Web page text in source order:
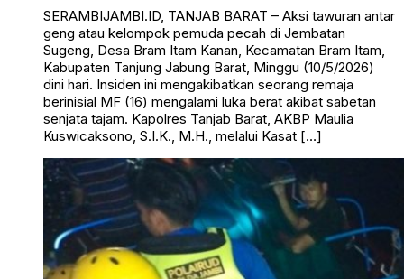
SERAMBIJAMBI.ID, TANJAB BARAT – Aksi tawuran antar
geng atau kelompok pemuda pecah di Jembatan
Sugeng, Desa Bram Itam Kanan, Kecamatan Bram Itam,
Kabupaten Tanjung Jabung Barat, Minggu (10/5/2026)
dini hari. Insiden ini mengakibatkan seorang remaja
berinisial MF (16) mengalami luka berat akibat sabetan
senjata tajam. Kapolres Tanjab Barat, AKBP Maulia
Kuswicaksono, S.I.K., M.H., melalui Kasat […]